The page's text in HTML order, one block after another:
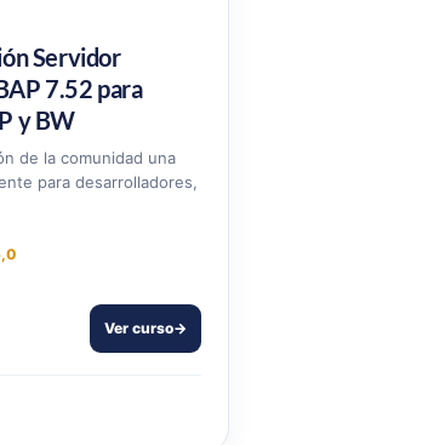
Servidor
7.52 para
y BW
de la comunidad una
para desarrolladores,
Ver curso→